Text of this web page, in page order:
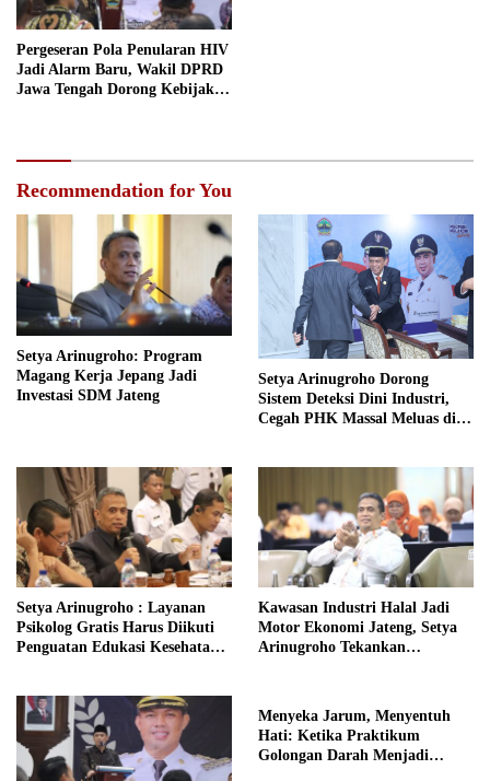
Pergeseran Pola Penularan HIV
Jadi Alarm Baru, Wakil DPRD
Jawa Tengah Dorong Kebijakan
Recommendation for You
Setya Arinugroho: Program
Magang Kerja Jepang Jadi
Investasi SDM Jateng
Setya Arinugroho Dorong
Sistem Deteksi Dini Industri,
Cegah PHK Massal Meluas di
Setya Arinugroho : Layanan
Psikolog Gratis Harus Diikuti
Penguatan Edukasi Kesehatan
Kawasan Industri Halal Jadi
Motor Ekonomi Jateng, Setya
Arinugroho Tekankan
Menyeka Jarum, Menyentuh
Hati: Ketika Praktikum
Golongan Darah Menjadi